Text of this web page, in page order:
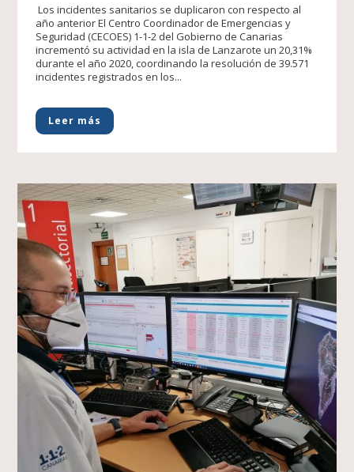
Los incidentes sanitarios se duplicaron con respecto al
año anterior El Centro Coordinador de Emergencias y
Seguridad (CECOES) 1-1-2 del Gobierno de Canarias
incrementó su actividad en la isla de Lanzarote un 20,31%
durante el año 2020, coordinando la resolución de 39.571
incidentes registrados en los...
Leer más